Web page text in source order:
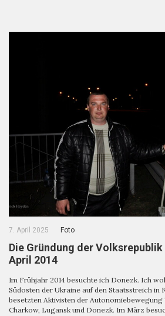
7. April 2025 Foto
Die Gründung der Volksrepublik
April 2014
Im Frühjahr 2014 besuchte ich Donezk. Ich
Südosten der Ukraine auf den Staatsstreich in
besetzten Aktivisten der
Charkow, Lugansk und Donezk. Im März